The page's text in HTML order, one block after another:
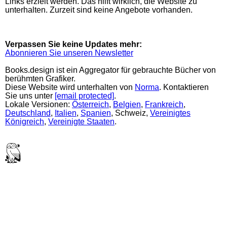
unterhalten. Zurzeit sind keine Angebote vorhanden.
Verpassen Sie keine Updates mehr:
Abonnieren Sie unseren Newsletter
Books.design ist ein Aggregator für gebrauchte Bücher von
berühmten Grafiker.
Diese Website wird unterhalten von Norma. Kontaktieren
Sie uns unter [email protected].
Lokale Versionen: Österreich, Belgien, Frankreich,
Deutschland, Italien, Spanien, Schweiz, Vereinigtes
Königreich, Vereinigte Staaten.